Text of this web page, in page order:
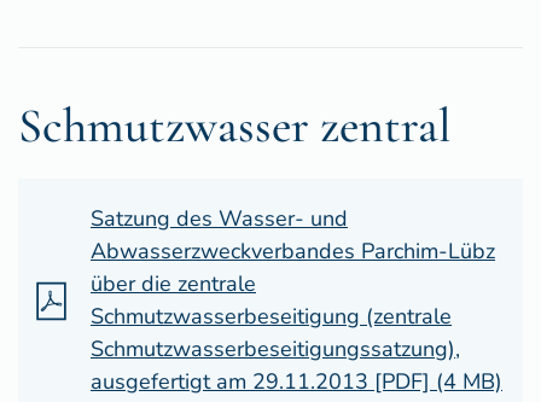
Schmutzwasser zentral
Satzung des Wasser- und
Abwasserzweckverbandes Parchim-Lübz
über die zentrale
Schmutzwasserbeseitigung (zentrale
Schmutzwasserbeseitigungssatzung),
ausgefertigt am 29.11.2013 [PDF] (4 MB)